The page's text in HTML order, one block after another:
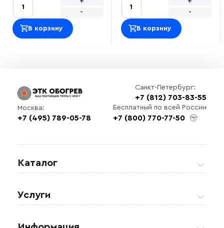
-
В корзину
-
В корзину
Санкт-Петербург:
+7 (812) 703-83-55
Москва:
+7 (495) 789-05-78
Бесплатный по всей России
+7 (800) 770-77-50
Каталог
Услуги